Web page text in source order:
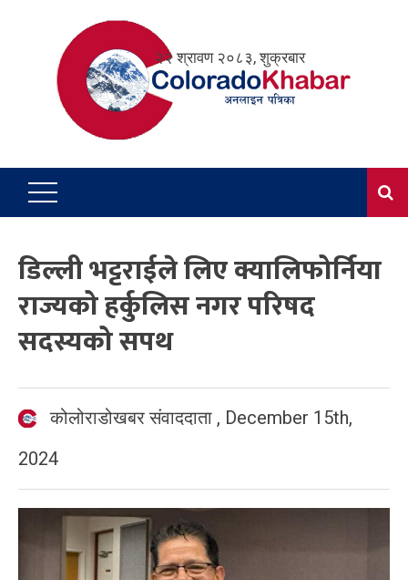
२२ श्रावण २०८३, शुक्रबार
डिल्ली भट्टराईले लिए क्यालिफोर्निया
राज्यको हर्कुलिस नगर परिषद
सदस्यको सपथ
कोलोराडोखबर संवाददाता , December 15th,
2024